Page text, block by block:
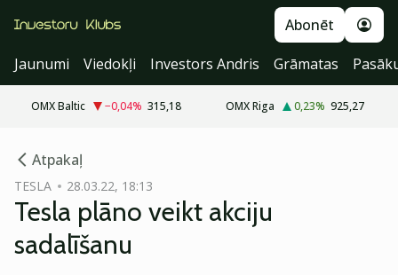
Abonēt
Jaunumi
Viedokļi Investors Andris Grāmatas
OMX Baltic −0,04% 315,18 OMX Riga 0,23% 925,27
Atpakaļ
TESLA 28.03.22, 18:13
Tesla plāno veikt akciju
sadalīšanu